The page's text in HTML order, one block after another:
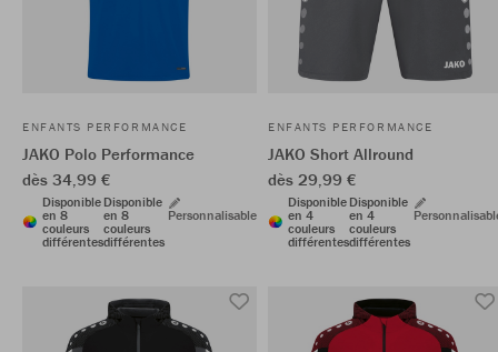
ENFANTS PERFORMANCE
JAKO Polo Performance
dès 34,99 €
Disponible
en 8
couleurs
différentes
Disponible
en 8
couleurs
différentes
Personnalisable
ENFANTS PERFORMANCE
JAKO Short Allround
dès 29,99 €
Disponible
en 4
couleurs
différentes
Disponible
en 4
couleurs
différentes